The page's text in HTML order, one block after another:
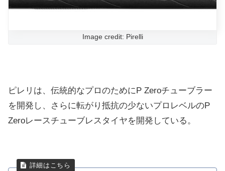
Image credit: Pirelli
ピレリは、伝統的なプロのためにP Zeroチューブラー
を開発し、さらに転がり抵抗の少ないプロレベルのP
Zeroレースチューブレスタイヤを開発している。